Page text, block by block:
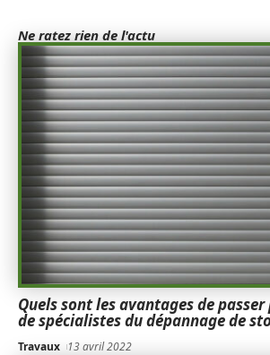
Ne ratez rien de l'actu
Quels sont les avantages de
de spécialistes du dépannage de
Travaux 13 avril 2022